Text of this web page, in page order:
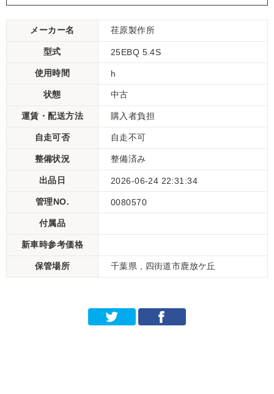
メーカー名 荏原製作所
型式 25EBQ 5.4S
使用時間 h
状態 中古
運賃・配送方法 購入者負担
自走可否 自走不可
整備状況 整備済み
出品日 2026-06-24 22:31:34
管理NO. 0080570
付属品
新車時参考価格
保管場所 千葉県 , 四街道市鹿放ケ丘